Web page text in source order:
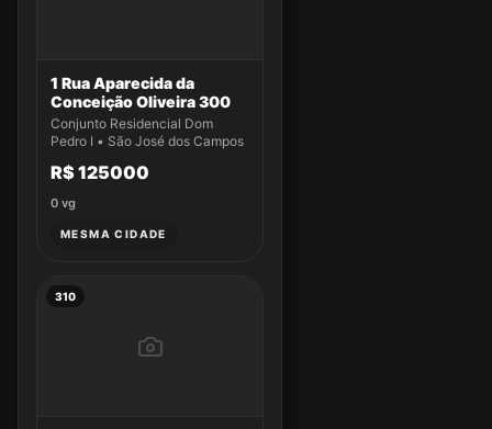
1 Rua Aparecida da
Conceição Oliveira 300
Conjunto Residencial Dom
Pedro I • São José dos Campos
R$ 125000
0 vg
MESMA CIDADE
310